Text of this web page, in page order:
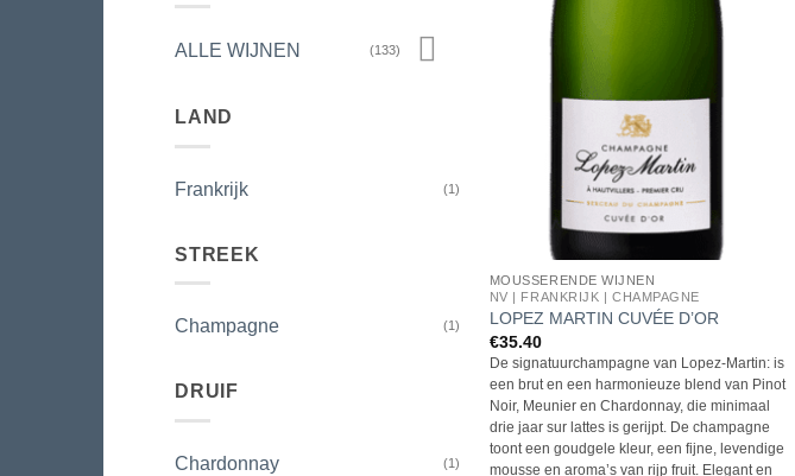
ALLE WIJNEN (133)
LAND
Frankrijk (1)
STREEK
Champagne (1)
DRUIF
Chardonnay (1)
MOUSSERENDE WIJNEN
NV | FRANKRIJK | CHAMPAGNE
LOPEZ MARTIN CUVÉE D’OR
€35.40
De signatuurchampagne van Lopez-Martin: is
een brut en een harmonieuze blend van Pinot
Noir, Meunier en Chardonnay, die minimaal
drie jaar sur lattes is gerijpt. De champagne
toont een goudgele kleur, een fijne, levendige
mousse en aroma’s van rijp fruit. Elegant en